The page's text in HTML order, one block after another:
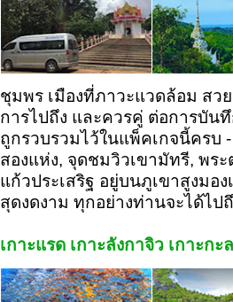
ชุมพร เมืองที่ภาวะแวดล้อม ส
การไปถึง และควรคู่ ต่อการบัน
ถูกรวบรวมไว้ในแพ็คเกจนี้ครบ
สองแห่ง, จุดชมวิวเขามัทรี, พร
แก้วประเสริฐ อยู่บนภูเขาสูงมอ
สุดงดงาม ทุกอย่างท่านจะได้ไป
เกาะแรด เกาะลังกาจิว เกาะก